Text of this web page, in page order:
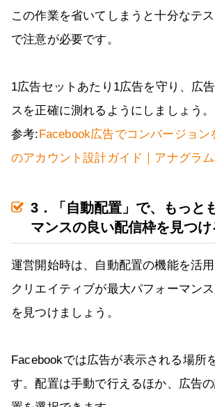
この作業を省いてしまうと十分なテ
で注意が必要です。
1広告セットあたり1広告を守り、広
スを正確に測れるようにしましょう。
参考: Facebook広告でコンバージョン
のアカウント設計ガイド｜アナグラ
3．「自動配置」で、もっと
マンスの良い配信枠を見つけ
運営開始時は、自動配置の機能を活
クリエイティブが最大パフォーマン
を見つけましょう。
Facebookでは広告が表示される場所
す。配置は手動で行えるほか、広告